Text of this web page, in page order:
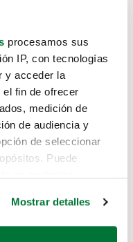
procesamos sus
IP, con tecnologías
y acceder la
fin de ofrecer
medición de
de audiencia y
de seleccionar
Puede
Mostrar detalles
como
aquí.
que estás